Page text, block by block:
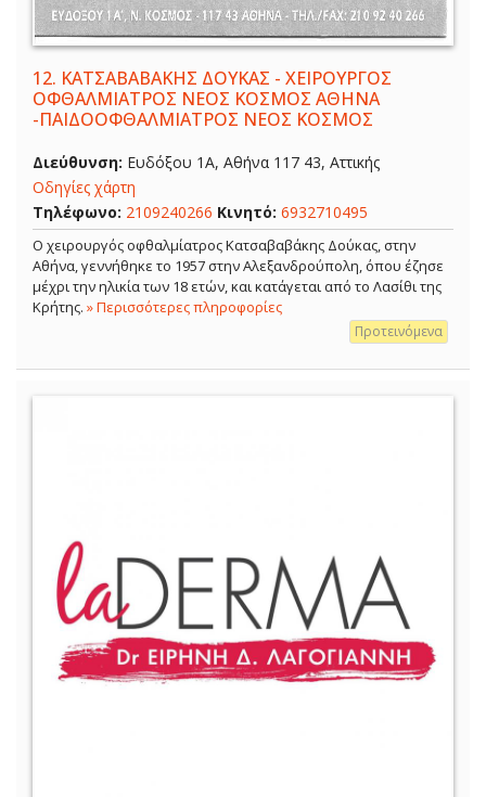
12. ΚΑΤΣΑΒΑΒΑΚΗΣ ΔΟΥΚΑΣ - ΧΕΙΡΟΥΡΓΟΣ
ΟΦΘΑΛΜΙΑΤΡΟΣ ΝΕΟΣ ΚΟΣΜΟΣ ΑΘΗΝΑ
-ΠΑΙΔΟΟΦΘΑΛΜΙΑΤΡΟΣ ΝΕΟΣ ΚΟΣΜΟΣ
Διεύθυνση: Ευδόξου 1Α, Αθήνα 117 43, Αττικής
Οδηγίες χάρτη
Τηλέφωνο: 2109240266 Κινητό: 6932710495
Ο χειρουργός οφθαλμίατρος Κατσαβαβάκης Δούκας, στην
Αθήνα, γεννήθηκε το 1957 στην Αλεξανδρούπολη, όπου έζησε
μέχρι την ηλικία των 18 ετών, και κατάγεται από το Λασίθι της
Κρήτης. » Περισσότερες πληροφορίες
Προτεινόμενα